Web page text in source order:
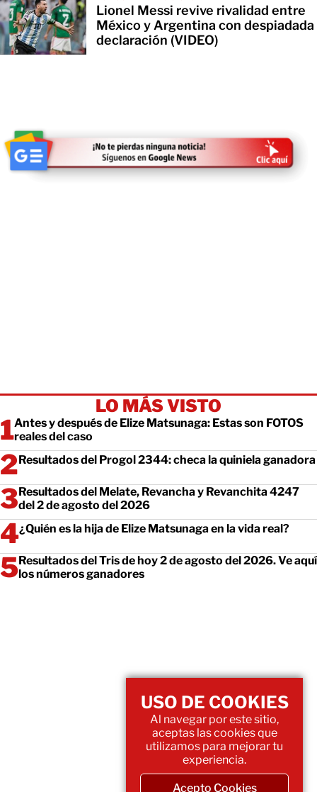
Lionel Messi revive rivalidad entre
México y Argentina con despiadada
declaración (VIDEO)
LO MÁS VISTO
Antes y después de Elize Matsunaga: Estas son FOTOS
reales del caso
Resultados del Progol 2344: checa la quiniela ganadora
Resultados del Melate, Revancha y Revanchita 4247
del 2 de agosto del 2026
¿Quién es la hija de Elize Matsunaga en la vida real?
Resultados del Tris de hoy 2 de agosto del 2026. Ve aquí
los números ganadores
USO DE COOKIES
Al navegar por este sitio,
aceptas las cookies que
utilizamos para mejorar tu
experiencia.
Acepto Cookies